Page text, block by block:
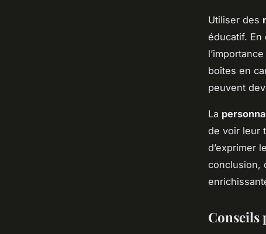
Utiliser des
éducatif. En
boîtes en
peuvent
La
de voir leur
d’exprimer
conclusion,
Conseils